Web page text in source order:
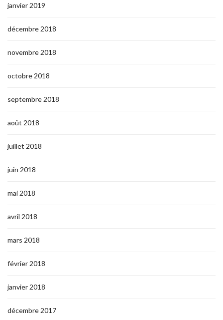
janvier 2019
décembre 2018
novembre 2018
octobre 2018
septembre 2018
août 2018
juillet 2018
juin 2018
mai 2018
avril 2018
mars 2018
février 2018
janvier 2018
décembre 2017